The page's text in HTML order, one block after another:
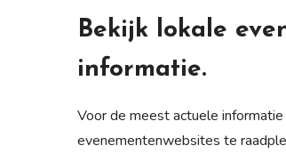
Bekijk lokale
informatie.
Voor de meest actuele
evenementenwebsites te